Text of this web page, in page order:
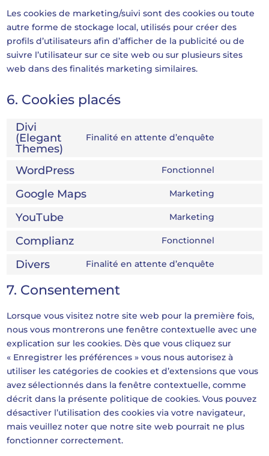
Les cookies de marketing/suivi sont des cookies ou toute
autre forme de stockage local, utilisés pour créer des
profils d’utilisateurs afin d’afficher de la publicité ou de
suivre l’utilisateur sur ce site web ou sur plusieurs sites
web dans des finalités marketing similaires.
6. Cookies placés
Divi
(Elegant
Themes)
Finalité en attente d’enquête
WordPress Fonctionnel
Google Maps Marketing
YouTube Marketing
Complianz Fonctionnel
Divers Finalité en attente d’enquête
divers
7. Consentement
Lorsque vous visitez notre site web pour la première fois,
nous vous montrerons une fenêtre contextuelle avec une
explication sur les cookies. Dès que vous cliquez sur
« Enregistrer les préférences » vous nous autorisez à
utiliser les catégories de cookies et d’extensions que vous
avez sélectionnés dans la fenêtre contextuelle, comme
décrit dans la présente politique de cookies. Vous pouvez
désactiver l’utilisation des cookies via votre navigateur,
mais veuillez noter que notre site web pourrait ne plus
fonctionner correctement.